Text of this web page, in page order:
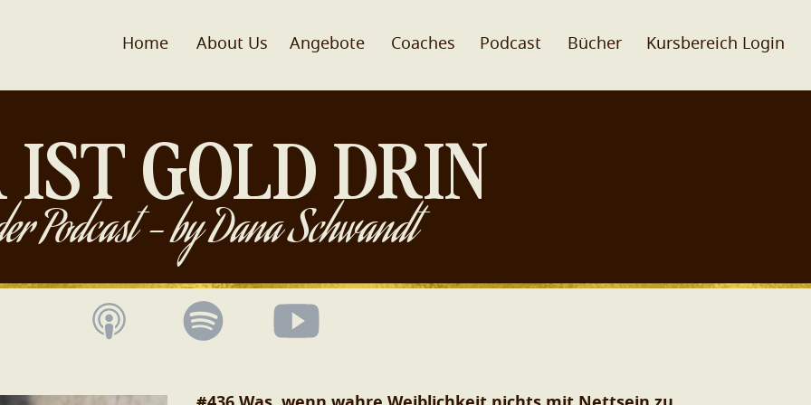
Home About Us Coaches
Angebote Podcast Bücher Kursbereich Login
IST GOLD DRIN
Podcast - by Dana Schwandt